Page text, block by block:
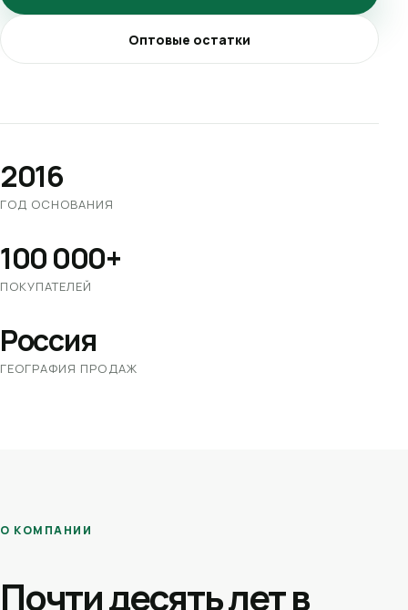
Оптовые остатки
2016
ГОД ОСНОВАНИЯ
100 000+
ПОКУПАТЕЛЕЙ
Россия
ГЕОГРАФИЯ ПРОДАЖ
О КОМПАНИИ
Почти десять лет в